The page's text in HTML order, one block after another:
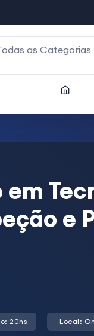
as Categorias
e
20hs Local: